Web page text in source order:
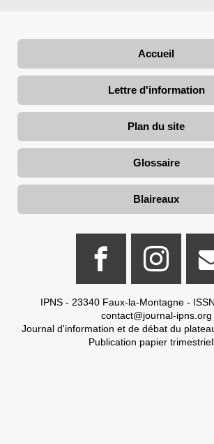
Accueil
Lettre d'information
Plan du site
Glossaire
Blaireaux
IPNS - 23340 Faux-la-Montagne -
contact@journal-ipns.org
Journal d'information et de débat du
Publication papier